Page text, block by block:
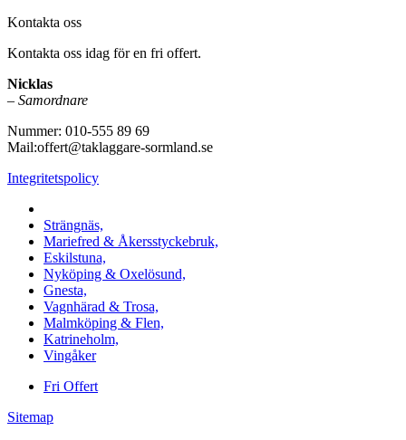
Kontakta oss
Kontakta oss idag för en fri offert.
Nicklas
– Samordnare
Nummer: 010-555 89 69
Mail:offert@taklaggare-sormland.se
Integritetspolicy
Strängnäs,
Mariefred & Åkersstyckebruk,
Eskilstuna,
Nyköping & Oxelösund,
Gnesta,
Vagnhärad & Trosa,
Malmköping & Flen,
Katrineholm,
Vingåker
Fri Offert
Sitemap